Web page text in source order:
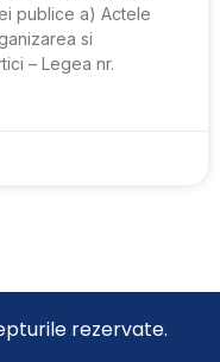
publice a) Actele
si
– Legea nr.
rezervate.